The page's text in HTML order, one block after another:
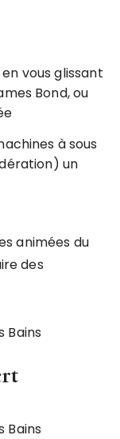
vous glissant
Bond, ou
à sous
un
animées du
des